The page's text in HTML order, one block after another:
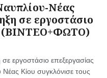
Νέας
σε εργοστάσιο
(ΒΙΝΤΕΟ+ΦΩΤΟ)
εργοστάσιο επεξεργασίας
Κίου συγκλόνισε τους